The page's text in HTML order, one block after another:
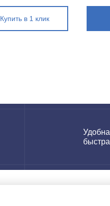
Купить в 1 клик